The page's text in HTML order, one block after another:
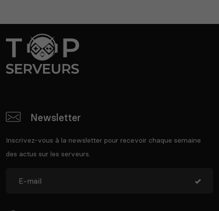
Newsletter
Inscrivez-vous à la newsletter pour recevoir chaque semaine
des actus sur les serveurs.